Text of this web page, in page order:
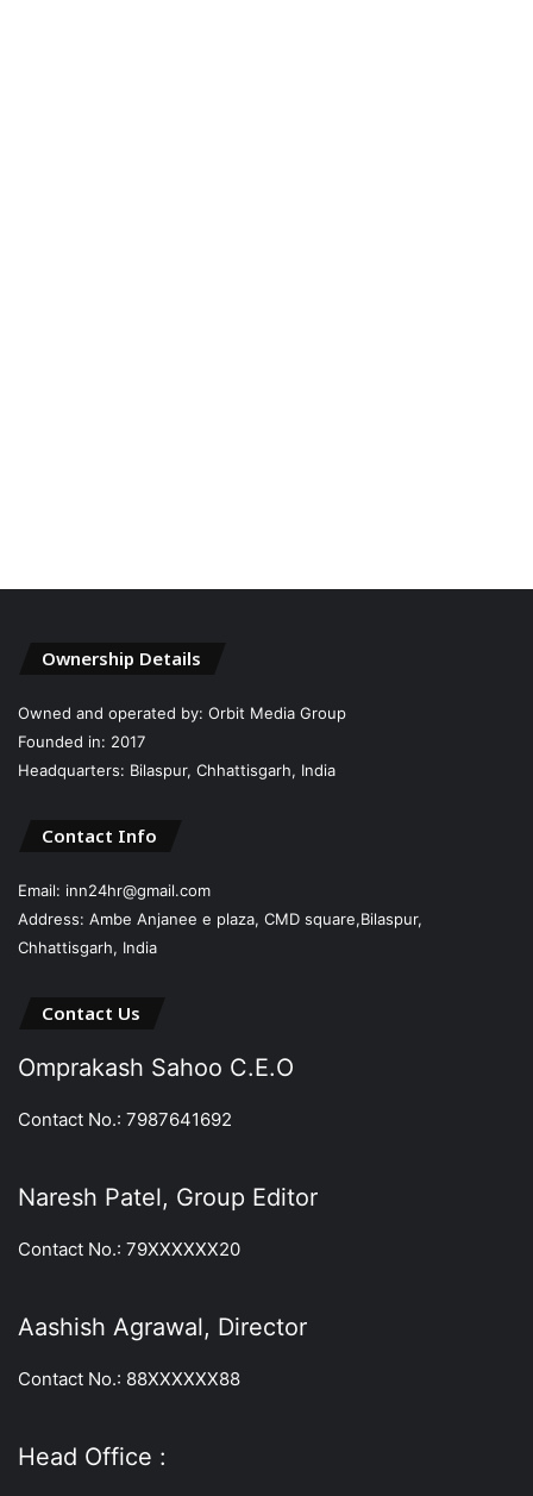
Ownership Details
Owned and operated by: Orbit Media Group
Founded in: 2017
Headquarters: Bilaspur, Chhattisgarh, India
Contact Info
Email: inn24hr@gmail.com
Address: Ambe Anjanee e plaza, CMD square,Bilaspur,
Chhattisgarh, India
Contact Us
Omprakash Sahoo C.E.O
Contact No.: 7987641692
Naresh Patel, Group Editor
Contact No.: 79XXXXXX20
Aashish Agrawal, Director
Contact No.: 88XXXXXX88
Head Office :